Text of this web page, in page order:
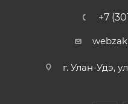
+7
г. Улан-Удэ,